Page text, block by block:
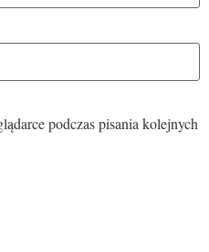
podczas pisania kolejnych